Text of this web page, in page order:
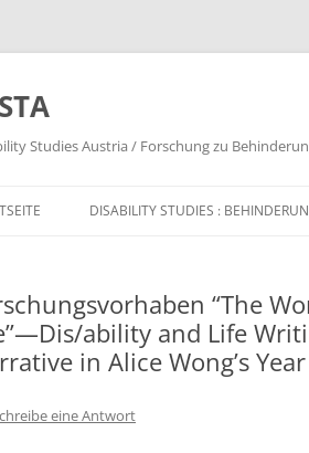
Studies Austria / Forschung zu
DISABILITY STUDIES :
“The
ability and Life
in Alice Wong’s
eine Antwort